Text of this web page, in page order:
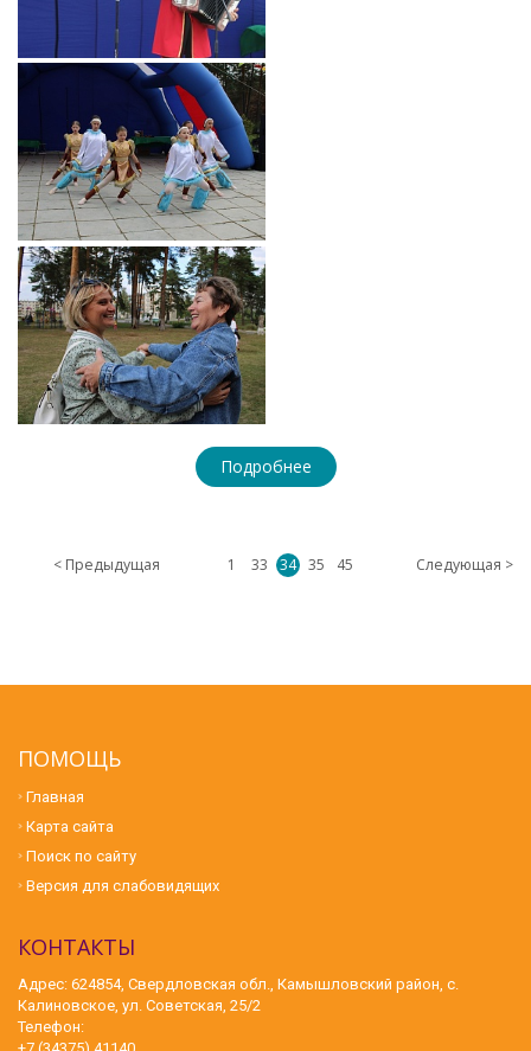
Подробнее
< Предыдущая 1 33 34 35 45 Следующая >
ПОМОЩЬ
Главная
Карта сайта
Поиск по сайту
Версия для слабовидящих
КОНТАКТЫ
Адрес: 624854, Свердловская обл., Камышловский район, с.
Калиновское, ул. Советская, 25/2
Телефон: